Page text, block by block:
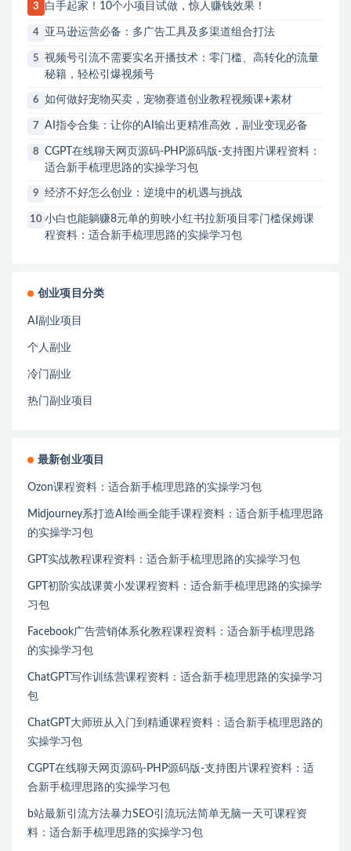
3 白手起家！10个小项目试做，惊人赚钱效果！
4 亚马逊运营必备：多广告工具及多渠道组合打法
5
视频号引流不需要实名开播技术：零门槛、高转化的流量
秘籍，轻松引爆视频号
6 如何做好宠物买卖，宠物赛道创业教程视频课+素材
7 AI指令合集：让你的AI输出更精准高效，副业变现必备
8
CGPT在线聊天网页源码-PHP源码版-支持图片课程资料：
适合新手梳理思路的实操学习包
9 经济不好怎么创业：逆境中的机遇与挑战
10 小白也能躺赚8元单的剪映小红书拉新项目零门槛保姆课
程资料：适合新手梳理思路的实操学习包
创业项目分类
AI副业项目
个人副业
冷门副业
热门副业项目
最新创业项目
Ozon课程资料：适合新手梳理思路的实操学习包
Midjourney系打造AI绘画全能手课程资料：适合新手梳理思路
的实操学习包
GPT实战教程课程资料：适合新手梳理思路的实操学习包
GPT初阶实战课黄小发课程资料：适合新手梳理思路的实操学
习包
Facebook广告营销体系化教程课程资料：适合新手梳理思路
的实操学习包
ChatGPT写作训练营课程资料：适合新手梳理思路的实操学习
包
ChatGPT大师班从入门到精通课程资料：适合新手梳理思路的
实操学习包
CGPT在线聊天网页源码-PHP源码版-支持图片课程资料：适
合新手梳理思路的实操学习包
b站最新引流方法暴力SEO引流玩法简单无脑一天可课程资
料：适合新手梳理思路的实操学习包